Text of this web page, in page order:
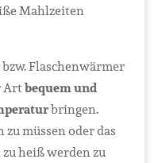
Mahlzeiten
Flaschenwärmer
Artbequem und
bringen.
müssen oder das
heiß werden zu